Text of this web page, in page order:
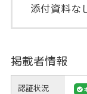
添付資料な
掲載者情報
認証状況